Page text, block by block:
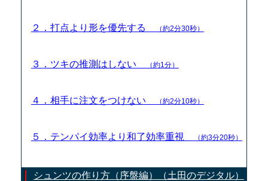
２．打点より形を優先する （約2分30秒）
３．ツキの推測はしない （約1分）
４．相手に注文をつけない （約2分10秒）
５．テンパイ効率より和了効率重視 （約3分20秒）
シュンツの作り方（序盤編）（土田のデジタル）